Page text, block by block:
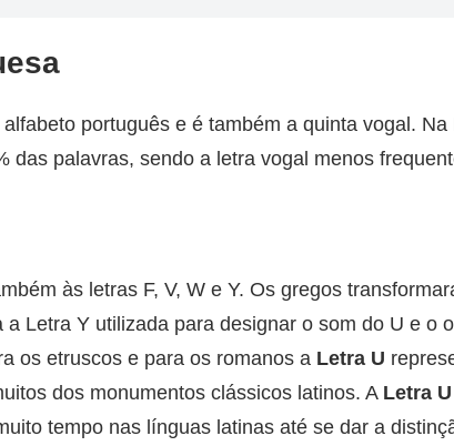
português e é também a quinta vogal. Na
das palavras, sendo a letra vogal menos
às letras F, V, W e Y. Os gregos
Letra Y utilizada para designar o som do U e o
os etruscos e para os romanos a Letra U
dos monumentos clássicos latinos. A Letra U
tempo nas línguas latinas até se dar a